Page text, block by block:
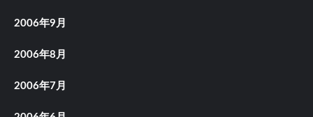
2006年9月
2006年8月
2006年7月